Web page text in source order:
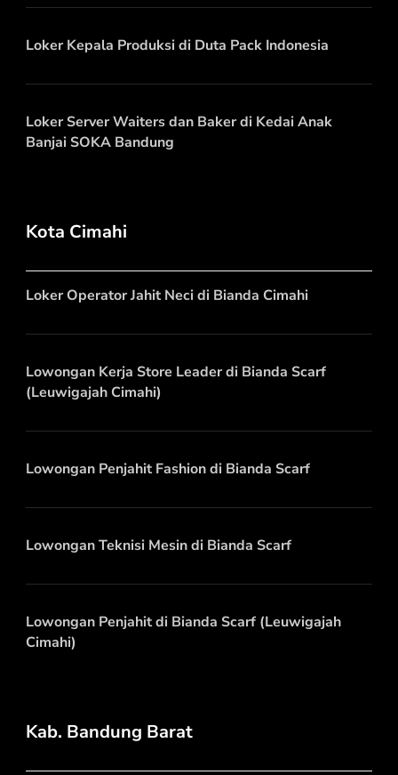
Loker Kepala Produksi di Duta Pack Indonesia
Loker Server Waiters dan Baker di Kedai Anak
Banjai SOKA Bandung
Kota Cimahi
Loker Operator Jahit Neci di Bianda Cimahi
Lowongan Kerja Store Leader di Bianda Scarf
(Leuwigajah Cimahi)
Lowongan Penjahit Fashion di Bianda Scarf
Lowongan Teknisi Mesin di Bianda Scarf
Lowongan Penjahit di Bianda Scarf (Leuwigajah
Cimahi)
Kab. Bandung Barat